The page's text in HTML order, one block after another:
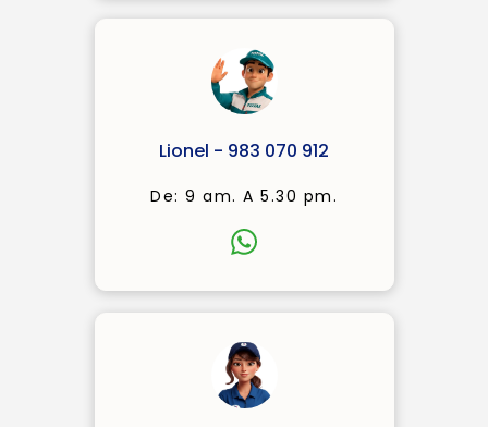
Lionel - 983 070 912
De: 9 am. A 5.30 pm.